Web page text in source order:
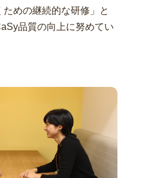
めの継続的な研修」と
品質の向上に努めてい